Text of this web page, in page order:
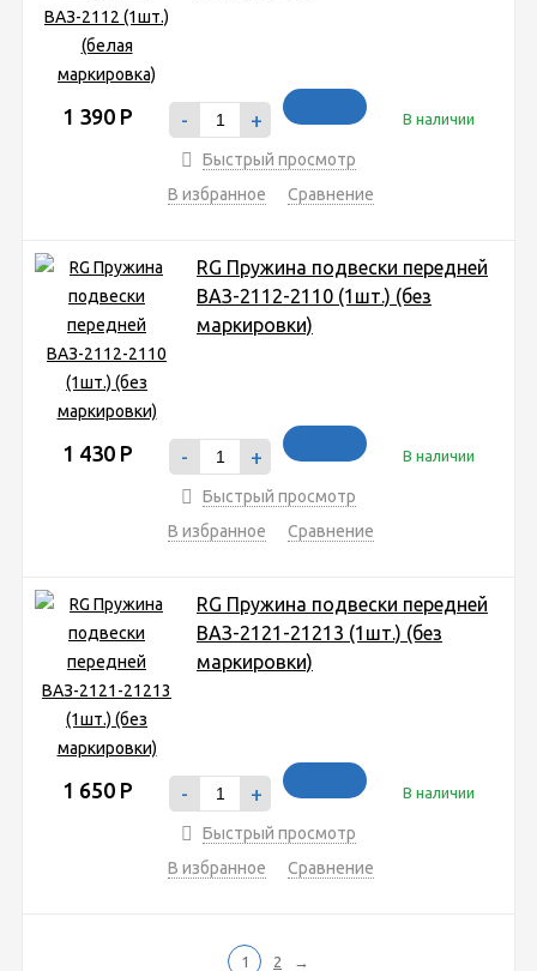
1 390 Р - + В наличии
Быстрый просмотр
В избранное
Сравнение
RG Пружина подвески передней
ВАЗ-2112-2110 (1шт.) (без
маркировки)
1 430 Р - + В наличии
Быстрый просмотр
В избранное
Сравнение
RG Пружина подвески передней
ВАЗ-2121-21213 (1шт.) (без
маркировки)
1 650 Р - + В наличии
Быстрый просмотр
В избранное
Сравнение
1 2 →